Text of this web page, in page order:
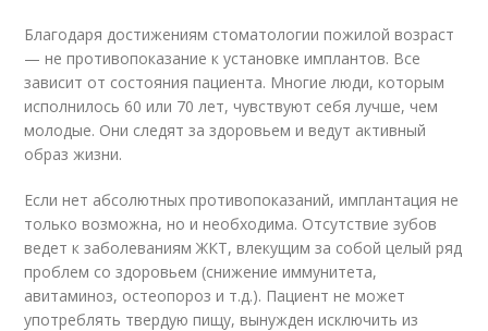
Благодаря достижениям стоматологии пожилой возраст
— не противопоказание к установке имплантов. Все
зависит от состояния пациента. Многие люди, которым
исполнилось 60 или 70 лет, чувствуют себя лучше, чем
молодые. Они следят за здоровьем и ведут активный
образ жизни.
Если нет абсолютных противопоказаний, имплантация не
только возможна, но и необходима. Отсутствие зубов
ведет к заболеваниям ЖКТ, влекущим за собой целый ряд
проблем со здоровьем (снижение иммунитета,
авитаминоз, остеопороз и т.д.). Пациент не может
употреблять твердую пищу, вынужден исключить из